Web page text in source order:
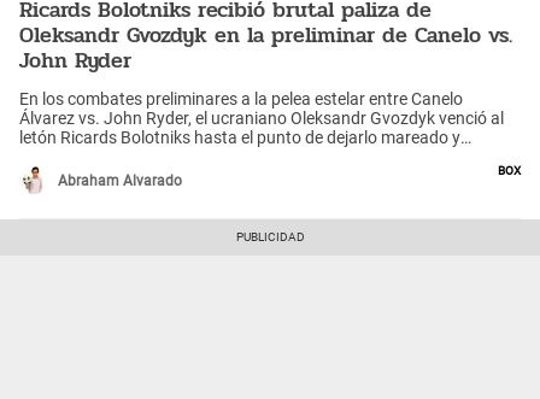
Ricards Bolotniks recibió brutal paliza de
Oleksandr Gvozdyk en la preliminar de Canelo vs.
John Ryder
En los combates preliminares a la pelea estelar entre Canelo
Álvarez vs. John Ryder, el ucraniano Oleksandr Gvozdyk venció al
letón Ricards Bolotniks hasta el punto de dejarlo mareado y
Abraham Alvarado
Box